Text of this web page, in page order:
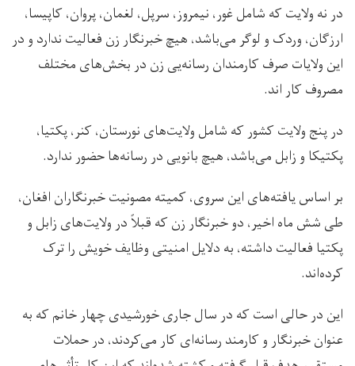
در نه ولایت که شامل غور، نیمروز، سرپل، لغمان، پروان، کاپیسا،
ارزگان، وردک و لوگر می‌باشد، هیچ خبرنگار زن فعالیت ندارد و در
این ولایات صرف کارمندان رسانه‌یی زن در بخش‌های مختلف
مصروف کار اند.
در پنج ولایت کشور که شامل ولایت‌های نورستان، کنر، پکتیا،
پکتیکا و زابل می‌باشد، هیچ بانویی در رسانه‌ها حضور ندارد.
بر اساس یافته‌های این سروی، کمیته مصونیت خبرنگاران افغان،
طی شش ماه اخیر، دو خبرنگار زن که قبلاً در ولایت‌های زابل و
پکتیا فعالیت داشته، به دلایل امنیتی وظایف خویش را ترک
کرده‌اند.
این در حالی است که در سال جاری خورشیدی چهار خانم که به
عنوان خبرنگار و کارمند رسانه‌ای کار می‌کردند، در حملات